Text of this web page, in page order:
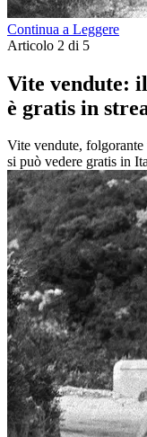
Continua a Leggere
Articolo 2 di 5
Vite vendute:
è gratis in
Vite vendute,
si può vedere gratis in